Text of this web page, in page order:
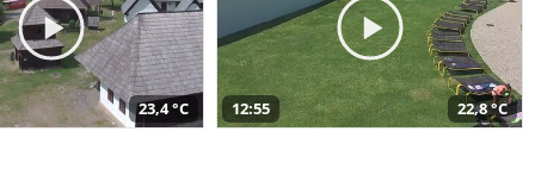
23,4 °C 12:55 22,8 °C